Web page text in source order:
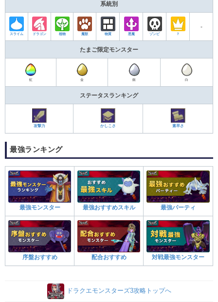
系統別
スライム ドラゴン 植物 魔獣 物質 悪魔 ゾンビ ？
‐
たまご限定モンスター
虹 金 銀 白
ステータスランキング
攻撃力 かしこさ 素早さ
最強ランキング
最強モンスター 最強おすすめスキル 最強パーティ
序盤おすすめ 配合おすすめ 対戦最強モンスター
ドラクエモンスターズ3攻略トップへ